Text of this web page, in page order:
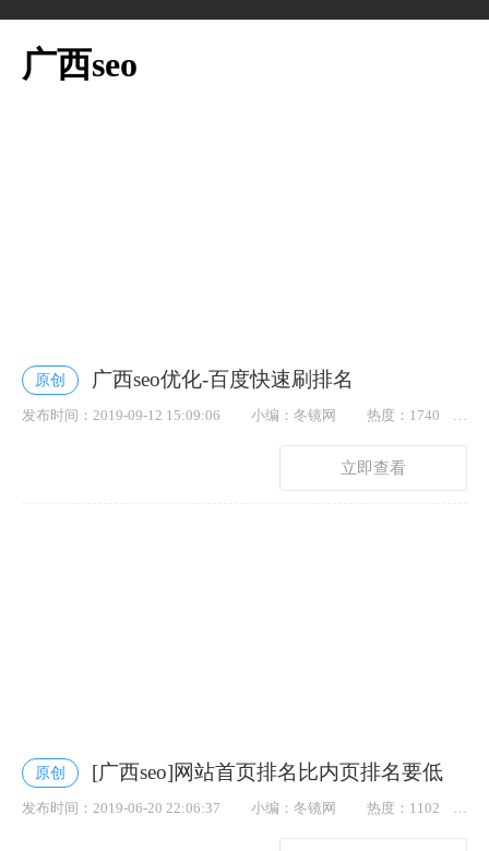
广西seo
原创 广西seo优化-百度快速刷排名
发布时间：2019-09-12 15:09:06 小编：冬镜网
热度：1740
立即查看
原创 [广西seo]网站首页排名比内页排名要低
发布时间：2019-06-20 22:06:37 小编：冬镜网
热度：1102